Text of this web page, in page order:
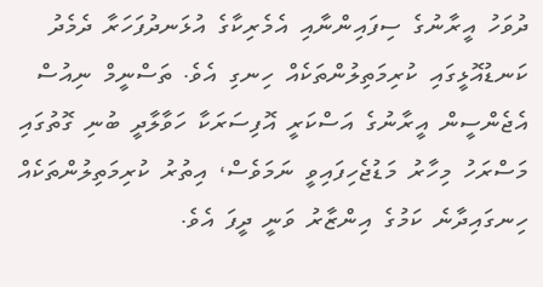
ދުވަހު އީރާނުގެ ސިފައިންނާއި އެމެރިކާގެ އުޅަނދުފަހަރާ ދެމެދު
ކަނޑުއޮޅީގައި ކުރިމަތިލުންތަކެއް ހިނގި އެވެ. ތަސްނީމް ނިއުސް
އެޖެންސީން އީރާނުގެ އަސްކަރީ އޮފިސަރަކާ ހަވާލާދީ ބުނި ގޮތުގައި
މަސްރަހު މިހާރު މަޑުޖެހިފައިވީ ނަމަވެސް، އިތުރު ކުރިމަތިލުންތަކެއް
ހިނގައިދާނެ ކަމުގެ އިންޒާރު ވަނީ ދީފަ އެވެ.